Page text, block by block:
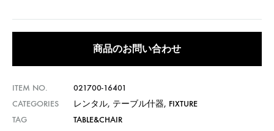
商品のお問い合わせ
ITEM NO.
021700-16401
CATEGORIES
レンタル, テーブル什器, FIXTURE
TAG
TABLE&CHAIR